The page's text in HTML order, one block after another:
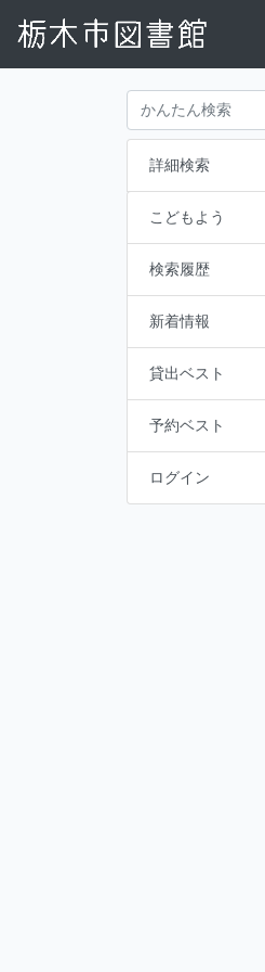
詳細検索
こどもよう
検索履歴
新着情報
貸出ベスト
予約ベスト
ログイン